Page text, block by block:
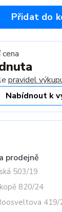
Přidat do
pravidel
Nabídnout k
prodejně
503/19
820/24
419/